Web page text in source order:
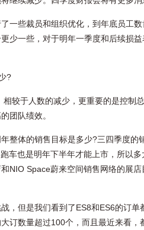
一些裁员和组织优化，到年底员工数
少一些，对于明年一季度和后续损
?
较于人数的减少，更重要的是控制
团队绩效。
整体的销售目标是多少?三四季度的
车也是明年下半年才能上市，所以
NIO Space蔚来空间销售网络的展
，但是我们看到了ES8和ES6的订单
订数量超过100个，而且最近来看，